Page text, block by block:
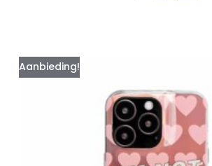
Aanbieding!